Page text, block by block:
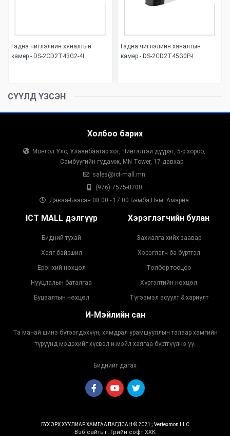
Гадна чиглэлийн хяналтын
камер - DS-2CD2T43G2-4I
Гадна чиглэлийн хяналтын
камер - DS-2CD2T45G0P-I
СҮҮЛД ҮЗСЭН
Холбоо барих
Монгол Улс, Улаанбаатар хот, Чингэлтэй дүүрэг, 5-р хороо,
Самбуугийн гудамж, MN Tower, 17 давхар
sales@ict-mall.mn
(976) 7575-0700
Даваа-Баасан 08:00 - 17:00 Бямба,Ням: Амарна
ICT MALL дэлгүүр
Бидний тухай
Хаяг байршил
Ерөнхий нөхцөл
Нууцлалын баталгаа
Буцаалтын нөхцөл
Хэрэглэгчийн булан
Захиалга хийх заавар
Хэрэглэгч ба бүртгэл
Төлбөр тооцоо
Хүргэлтийн нөхцөл
Түгээмэл асуулт & хариулт
И-Мэйлийн сан
Та манай шинэ бүтээгдэхүүн, хямдрал урамшууллын талаар хамгийн
түрүүнд мэдэхийг хүсвэл и-мэйл хаягаа бүртгүүлнэ үү.
Биднийг дагах
БҮХ ЭРХ ХУУЛИАР ХАМГААЛАГДСАН © 2021 ; Vertexmon LLC
Вэб сайтыг: Грийн софт ХХК